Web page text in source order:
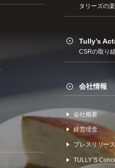
タリーズの
Tully’s
CSRの取り
会社情報
会社概要
経営理念
プレスリリース
TULLYʼS